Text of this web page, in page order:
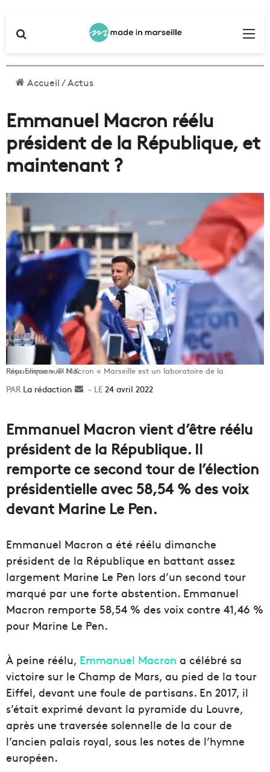
Accueil/Actus
Emmanuel Macron réélu
président de la République, et
maintenant ?
Pour Emmanuel Macron « Marseille est un laboratoire de la République » © N.K.
La rédaction
Envoyer24 avril 2022
Emmanuel Macron vient d’être réélu
président de la République. Il
remporte ce second tour de l’élection
présidentielle avec 58,54 % des voix
devant Marine Le Pen.
Emmanuel Macron a été réélu dimanche
président de la République en battant assez
largement Marine Le Pen lors d’un second tour
marqué par une forte abstention. Emmanuel
Macron remporte 58,54 % des voix contre 41,46 %
pour Marine Le Pen.
À peine réélu, Emmanuel Macron a célébré sa
victoire sur le Champ de Mars, au pied de la tour
Eiffel, devant une foule de partisans. En 2017, il
s’était exprimé devant la pyramide du Louvre,
après une traversée solennelle de la cour de
l’ancien palais royal, sous les notes de l’hymne
européen.